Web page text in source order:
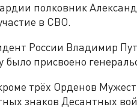
полковник
в СВО.
России Владимир
присвоено
трёх Орденов
знаков Десантных